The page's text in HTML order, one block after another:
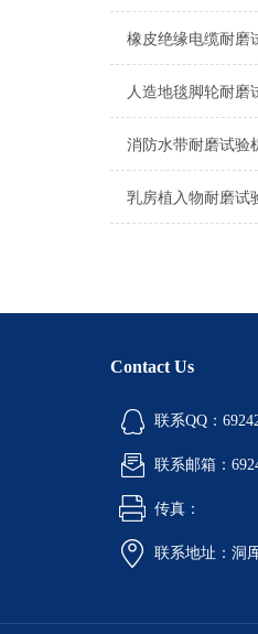
人造地毯脚轮耐磨
消防水带耐磨试验
Contact Us
联系QQ：
联系邮箱：
传真：
联系地址：洞